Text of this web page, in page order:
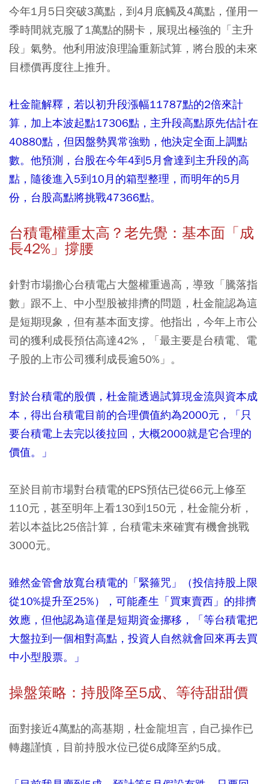
今年1月5日突破3萬點，到4月底觸及4萬點，僅用一
季時間就克服了1萬點的關卡，展現出極強的「主升
段」氣勢。他利用波浪理論重新試算，將台股的未來
目標價再度往上推升。
杜金龍解釋，若以初升段漲幅11787點的2倍來計
算，加上本波起點17306點，主升段高點原先估計在
40880點，但因盤勢異常強勁，他決定全面上調點
數。他預測，台股在今年4到5月會達到主升段的高
點，隨後進入5到10月的箱型整理，而明年的5月
份，台股高點將挑戰47366點。
台積電權重太高？老先覺：基本面「成
長42%」撐腰
針對市場擔心台積電占大盤權重過高，導致「騰落指
數」跟不上、中小型股被排擠的問題，杜金龍認為這
是短期現象，但有基本面支撐。他指出，今年上市公
司的獲利成長預估高達42%，「最主要是台積電、電
子股的上市公司獲利成長逾50%」。
對於台積電的股價，杜金龍透過試算現金流與資本成
本，得出台積電目前的合理價值約為2000元，「只
要台積電上去完以後拉回，大概2000就是它合理的
價值。」
至於目前市場對台積電的EPS預估已從66元上修至
110元，甚至明年上看130到150元，杜金龍分析，
若以本益比25倍計算，台積電未來確實有機會挑戰
3000元。
雖然金管會放寬台積電的「緊箍咒」（投信持股上限
從10%提升至25%），可能產生「買東賣西」的排擠
效應，但他認為這僅是短期資金挪移，「等台積電把
大盤拉到一個相對高點，投資人自然就會回來再去買
中小型股票。」
操盤策略：持股降至5成、等待甜甜價
面對接近4萬點的高基期，杜金龍坦言，自己操作已
轉趨謹慎，目前持股水位已從6成降至約5成。